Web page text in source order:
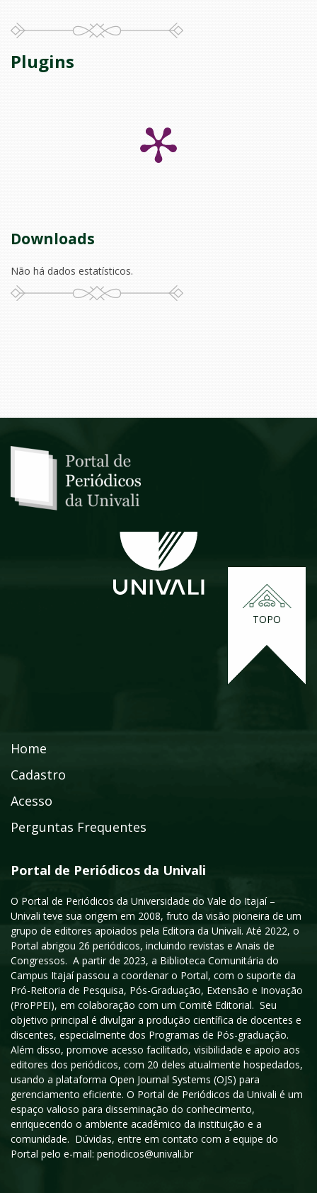
Plugins
Downloads
Não há dados estatísticos.
TOPO
Home
Cadastro
Acesso
Perguntas Frequentes
Portal de Periódicos da Univali
O Portal de Periódicos da Universidade do Vale do Itajaí –
Univali teve sua origem em 2008, fruto da visão pioneira de um
grupo de editores apoiados pela Editora da Univali. Até 2022, o
Portal abrigou 26 periódicos, incluindo revistas e Anais de
Congressos. A partir de 2023, a Biblioteca Comunitária do
Campus Itajaí passou a coordenar o Portal, com o suporte da
Pró-Reitoria de Pesquisa, Pós-Graduação, Extensão e Inovação
(ProPPEI), em colaboração com um Comitê Editorial. Seu
objetivo principal é divulgar a produção científica de docentes e
discentes, especialmente dos Programas de Pós-graduação.
Além disso, promove acesso facilitado, visibilidade e apoio aos
editores dos periódicos, com 20 deles atualmente hospedados,
usando a plataforma Open Journal Systems (OJS) para
gerenciamento eficiente. O Portal de Periódicos da Univali é um
espaço valioso para disseminação do conhecimento,
enriquecendo o ambiente acadêmico da instituição e a
comunidade. Dúvidas, entre em contato com a equipe do
Portal pelo e-mail: periodicos@univali.br